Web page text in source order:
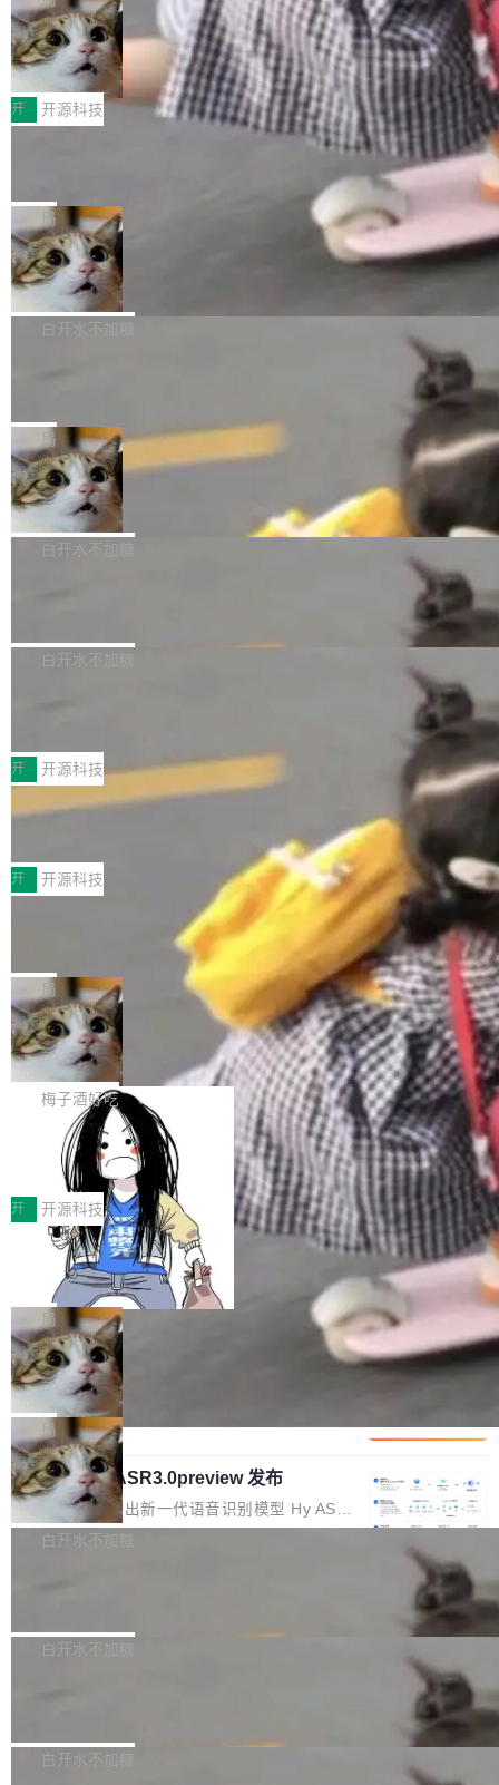
哪些组合有效，作者说，你得靠"文档、校验、或
者部落知识"。 换个写法。Rust 的 enum，两个
变体：Switchable...
有科技公司做的一样。只不过，实际上它不一
样。这是 Sandstorm.io 的重制版，我十年前的
那个创业公司。不同的是，这次它构建在 Cloudf
lare Workers 上——我花了九年时间搭建的平台
——并且深度集成了 AI。这基本上是我十年秘密
Workers 和 Durable Objects 的守护进程。 设
计思路很直接：每个对象是一个独立的 SQLite
数据库，按名称寻址，复制到你自己的 S3 兼容
存储库里。节点之间只通过这个存储库协调——
没有控制平面，没有共识协议。每个对象自带一
个小型数据库，应用天然按分片构建，单个数据
库的竞争和爆炸半径问题在设计层面就被消除
了。 闲置的 cell 会休眠到几乎不占资源。当 cel
l 迁移或唤醒时，新宿主从 S3 恢复 SQLite 数据
库继续执行。存储库是持久化的唯一真相...
鲁大师7月新机性能/流畅/AI榜：vivo夺
性能、流畅双第一，三星Galaxy Z系列
新折叠缺席
2026年7月的手机市场，由于存储等硬件成本暴
增，手机厂商的日子也不好过啊，新机速度明显
放缓，因此硝烟味淡了许多。新机参数规格除开
高价的三星折叠（三星Galaxy Z Fold8 Ultra / Z
Fold8 / Z Flip8）外，其余要么是中低端机器，
例如iQOO Z11i、REDMI Note 17、REDMI No
te 17 Pro、OPPO K15，要么是vivo X300 E这
样的次旗舰。 Galaxy Z Fold8 Ultra / Z Fold8 /
Z Flip8三款折叠屏新机均在7月22日发布，且全
部搭载骁龙8 Elite Gen5 for Galaxy，它们本该
开 开源科技
Zed 编辑器团队发布了新项目——DeltaDB，一
个在 git commit 之间记录每一次编辑操作的版
本控制系统。目前处于 Early Access 阶段。 De
ltaDB 的核心思路直接写在 landing page 最显
眼的位置：「Software is made between com
mits」——软件是在 commit 之间写出来的。git
是把这段空隙补上。 回退到任何一次编辑：Delt
aDB 捕获 commit 之间的每一次操作，...
局
SpaceXAI 单季资本开支达 183 亿美元
根据风险投资人Tomer Tunguz 博客（VC 分
析）披露的最新分析与第二季度业绩报告，Spac
微软同期总资本开支的四成。 与亚马逊、Alpha
bet、微软以及 Meta 等传统科技巨头相比，Spa
ceXAI的资金消耗速度尤为引人瞩目。然而，支
撑庞大支出的资金来源却呈现出截然不同的面
貌。数据显示，微软和 Meta 主要依托充沛的经
白开水不加糖
一个在终端里运行的编程 agent；Muse Spark
1.2，驱动这个 agent 的新模型。一句话概括：
你可以用 curl -fsSL https://dev.meta.ai/install.
sh | bash 安装一个能在大项目里自动规划、写
代码、验证结果的 AI 终端工具。 据介绍，Muse
个主 agent 循环，外加一组后台 agent。这些后
局
美团开源 LoHoSearch，用知识图谱校
准 AI 能力认知
机器出题的前提，是让机器拥有全局视野。整个
构建流程可以分为四个环节：建图 → 控制难度
白开水不加糖
库，并将作为transport接入Mooncake TENT。
MPComm将作为一种传输引擎接入Mooncake T
ENT，实现零拷贝传输性能提升30%、非零拷贝
传输性能最高提升5倍。UCL-MPComm底层基
于自研UCL-Engine通信引擎，后续腾讯网平将
持续开源更多基于UCL-Engine的高性能通信组
件。 腾讯网平团队在UCL-MPComm中实现了一
个独立于业务线程的全局通信引擎（Engine），
白开水不加糖
型案例入选名单》，深信服“面向企业研发场景的
开源 AI 编程平台 CoStrict 应用”凭借卓越的技术
创新与落地成效成功入选。 全链路私有化部署，
助力企业AI研发安全落地 当前，越来越多企业已
经开始引入 AI Coding 工具，通过调用公有云模
型或企业内部部署模型提升研发效率。但随着 AI
Coding 从个人辅助工具逐步走向团队级、组织
级应用，企业在规模化落地过程中，对安全性、
可控性和代码质量提出了更高要求。 首先是数据
安全与合规要求。对于大多数普通研发场景，公
有云模型能够满足快速试用和效率提升的需求。
但对于金融、能源、医疗等对数据安全要求较...
开 开源科技
深信服AI算力网关入选工信部人工智能
前不久，工业和信息化部正式发布《2025年人工
智能应用典型案例名单》，集中展示人工智能在
各领域的应用成果，覆盖技术底座、行业赋能、
产品应用、支撑保障、专题等五大方向。深信服
AI算力网关（AI创新平台）成功入选！ 随着各行
各业的Agent走向规模化建设，算力构成形态逐
渐丰富，用户关注的重点也在发生变化：不只是
让AI用起来，还要进一步看清混合算力时代下，
Token花在哪里、算力是否被充分利用，以及持
续增长的AI成本该如何优化。 深信服AI算力网关
正是围绕这些实际问题，从Token治理和成本治
理两个方面，让用户的每一份算力都看得清、管
得住、用得稳、省得下、更安全！ 一、从现在开
始，Token使用一目...
开 开源科技
Jeff Dean 离开 Google：一个时代的结
束，一个实验室的开始
Google 员工编号 20。MapReduce 作者之一。
Bigtable 作者之一。TensorFlow 的作者之一。
Gemini 的架构师。Google 首席科学家。 Jeff D
ean 在 Google 工作了 27 年后，宣布离职。 他
不是一个人走。一同离开的还有 Sanjay Ghema
wat（Google 员工编号 23，Jeff Dean 二十多
年的编程搭档，MapReduce 和 Bigtable 的共同
作者）、Quoc Le（Google 大脑核心成员，Se
q2Seq 和 DocAI 的共同发明人）以及 Oriol Vin
yals（Gemini 联合负责人，AlphaSta...
局
🔥 SolonCode v2026.8.4 发布：界面
字体可调、22 种语言、记忆搜索增强
打开终端就能上岗的全中文编码智能体，这一轮
把「看得清、用母语、记得住」三件事一次补
齐。 SolonCode 是什么 SolonCode 是杭州无
耳科技研发的企业级终端编码智能体——一位全
中文驱动的数字员工，自主理解需求、规划步
骤、编写代码。不挑模型、不挑平台，curl 一行
装完即用。 开源地址：Gitee · GitCode · GitHu
b 安装 支持 Java 8+（8~26）、macOS / Linu
x / Windows / Harmony PC。 # macOS / Linu
x / Harmony PC curl -fsSL https://solon.noea
r.org/solon...
梅子酒好吃
让“代码语义理解”深度释放AI Coding
价值潜能：华为云码道（CodeArts）
代码仓技术解析
一、代码仓深度理解技术的作用与价值 在软件工
程实践中，代码仓是企业核心知识资产的主要载
体。企业级代码仓库通常包含数十万乃至数百万
个文件，其规模远超单次模型调用可承载的上下
文窗口。随着项目规模的持续扩张与代码历史的
不断累积，代码仓中的模块关系、接口契约、业
务逻辑等关键信息往往分散于数十乃至数百个文
件之中，形成高度复杂的知识关联网络。传统的
代码检索手段（如关键词匹配、目录遍历）仅能
在语法层面完成文本定位，难以触及代码的语义
内涵与结构关联，导致开发者使用代码智能体在
理解大规模代码仓时面临显著"代码仓理解"瓶
颈。 代码仓深度理解服务（以下简称" CodeBas
e深度理解服务"）是华为云码道（CodeA...
开 开源科技
一条“删库”命令跑 17 小时，算法工程
师删光 89TB 数据只为干私活
最高人民检察院8月4日公布了一起案件：北京一
名90后算法工程师王某，为了给自己接的私活腾
服务器空间，删光了公司AI游戏部门的全部核心
数据。 王某2024年1月入职东城区某科技公司AI
短剧部门，有互联网大厂背景。在公司内部架构
调整期间，部门三次通知全员将数据从A集群迁
移到B集群，王某都回复了"收到"。 他没有迁移
数据。2024年9月3日下午4点，他使用此前登录
的账号密码进入A集群，输入了一条被程序员圈
称为"删库跑路"的命令——最高管理员权限、无
自研的多个文生3D和...
局
Cloudflare 分享推理优化实践：KV ca
che 量化 + 权重压缩，吞吐量提升 4
1%，成本降 30%
Kimi 和 GLM 是当前最强的大模型系列之一，但
它们有一个共同的问题：太吃显存了。月之暗面
的 Kimi K 系列和智谱的 GLM 都是长上下文、M
oE 架构的大模型，好用到让人上瘾，但 GPU 显
存永远不够用。 Cloudflare 的 Workers AI 团队
一直在跑这些模型的推理。他们在官方博客上发
整性保护。效果是：吞吐量提升 41%，每 token
局
腾讯混元 Hy ASR3.0preview 发布
腾讯混元正式推出新一代语音识别模型 Hy ASR
3.0preview。基于最新一代大语言模型 Hy3 的
让语音识别不再只是听清，而是真正听懂。通过
w 不要求标准普通话，方言识别覆盖粤语、吴语
白开水不加糖
新和少量网页兼容性修复版本。 Changes/fixe
容提供的字体时出现的几个问题 为避免音频加
白开水不加糖
发布的 Release Notes，他利用 AI 工具（如 Co
白开水不加糖